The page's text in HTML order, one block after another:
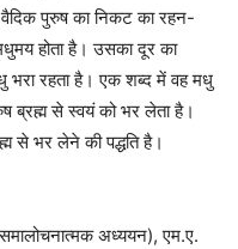
पुरुष का निकट का रहन-
होता है। उसका दूर का
भरा रहता है। एक शब्द में वह मधु
ब्रह्म से स्वयं को भर लेता है।
से भर लेने की पद्धति है।
अध्ययन), एम.ए.